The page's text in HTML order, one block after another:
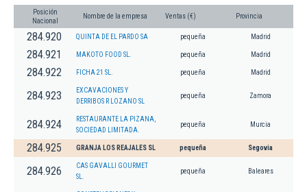
Posición
Nacional
Nombre de la empresa Ventas (€) Provincia
284.920 QUINTA DE EL PARDO SA pequeña Madrid
284.921 MAKOTO FOOD SL. pequeña Madrid
284.922 FICHA 21 SL. pequeña Madrid
284.923
EXCAVACIONES Y
DERRIBOS R LOZANO SL
pequeña Zamora
284.924
RESTAURANTE LA PIZANA,
SOCIEDAD LIMITADA.
pequeña Murcia
284.925 GRANJA LOS REAJALES SL pequeña Segovia
284.926
CAS GAVALLI GOURMET
SL.
pequeña Baleares